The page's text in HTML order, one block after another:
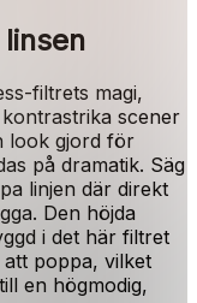
filtrets magi,
scener
look gjord för
på dramatik. Säg
linjen där direkt
Den höjda
i det här filtret
poppa, vilket
en högmodig,